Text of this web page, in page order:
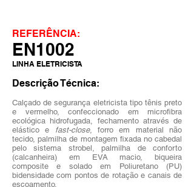
REFERÊNCIA:
EN1002
LINHA ELETRICISTA
Descrição Técnica:
Calçado de segurança eletricista tipo tênis preto
e vermelho, confeccionado em microfibra
ecológica hidrofugada, fechamento através de
elástico e fast-close, forro em material não
tecido, palmilha de montagem fixada no cabedal
pelo sistema strobel, palmilha de conforto
(calcanheira) em EVA macio, biqueira
composite e solado em Poliuretano (PU)
bidensidade com pontos de rotação e canais de
escoamento.